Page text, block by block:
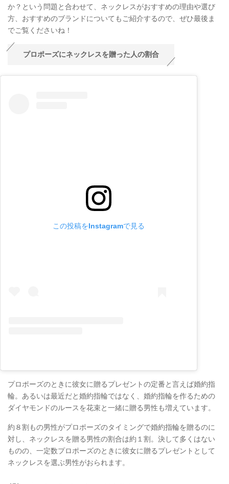
か？という問題と合わせて、ネックレスがおすすめの理由や選び
方、おすすめのブランドについてもご紹介するので、ぜひ最後ま
でご覧くださいね！
プロポーズにネックレスを贈った人の割合
この投稿をInstagramで見る
プロポーズのときに彼女に贈るプレゼントの定番と言えば婚約指
輪。あるいは最近だと婚約指輪ではなく、婚約指輪を作るための
ダイヤモンドのルースを花束と一緒に贈る男性も増えています。
約８割もの男性がプロポーズのタイミングで婚約指輪を贈るのに
対し、ネックレスを贈る男性の割合は約１割。決して多くはない
ものの、一定数プロポーズのときに彼女に贈るプレゼントとして
ネックレスを選ぶ男性がおられます。